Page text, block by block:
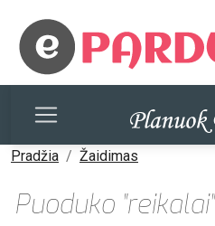
Pradžia Žaidimas
Puoduko "reikalai"